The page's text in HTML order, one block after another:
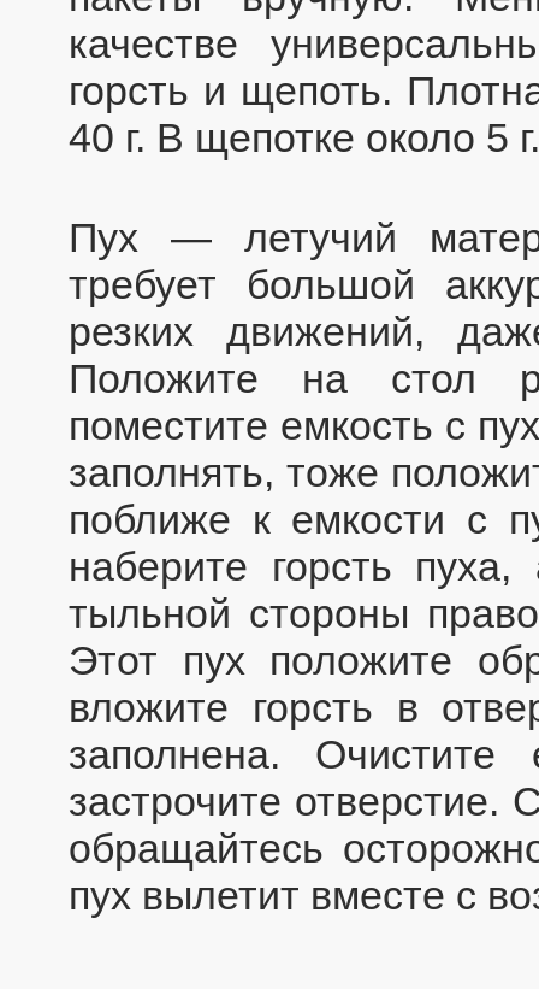
качестве
горсть и щепоть.
40 г. В щепотке около 5 г.
Пух — летучий
требует большой
резких движений,
Положите на стол
поместите емкость с
заполнять, тоже
поближе к емкости с
наберите горсть
тыльной стороны
Этот пух положите
вложите горсть в
заполнена.
застрочите
обращайтесь
пух вылетит вместе с